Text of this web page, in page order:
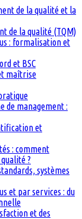
de la qualité et la
de la qualité (TQM)
: formalisation et
et BSC
maîtrise
de management :
et
: comment
?
systèmes
et par services : du
et des